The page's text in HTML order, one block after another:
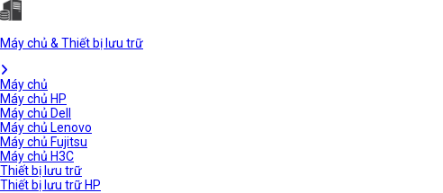
Máy chủ & Thiết bị lưu trữ
Máy chủ
Máy chủ HP
Máy chủ Dell
Máy chủ Lenovo
Máy chủ Fujitsu
Máy chủ H3C
Thiết bị lưu trữ
Thiết bị lưu trữ HP